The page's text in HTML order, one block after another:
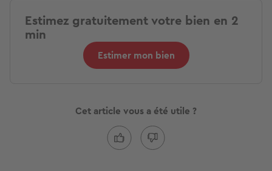
Estimez gratuitement votre bien en 2
min
Estimer mon bien
Cet article vous a été utile ?